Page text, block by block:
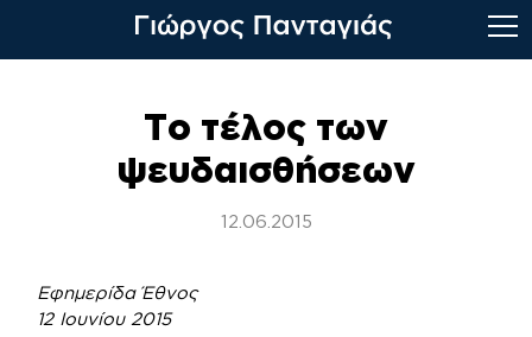
Το τέλος των
ψευδαισθήσεων
12.06.2015
Εφημερίδα Έθνος
12 Ιουνίου 2015